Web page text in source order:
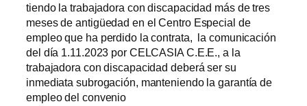
tiendo la trabajadora con discapacidad más de tres
meses de antigüedad en el Centro Especial de
empleo que ha perdido la contrata, la comunicación
del día 1.11.2023 por CELCASIA C.E.E., a la
trabajadora con discapacidad deberá ser su
inmediata subrogación, manteniendo la garantía de
empleo del convenio